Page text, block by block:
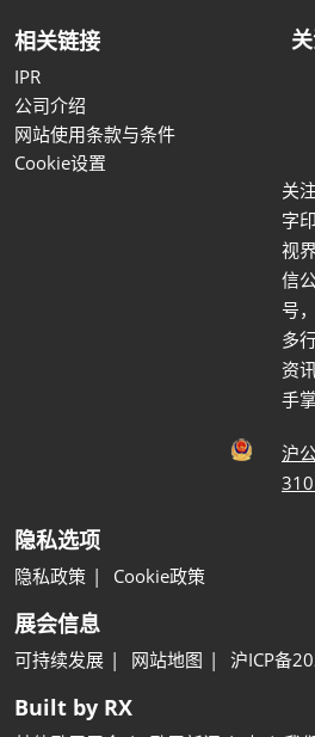
相关链接
IPR
公司介绍
网站使用条款与条件
Cookie设置
关
字
视
信
号
多
资
手
沪
隐私选项
隐私政策 Cookie政策
展会信息
可持续发展 网站地图 沪ICP备
Built by RX